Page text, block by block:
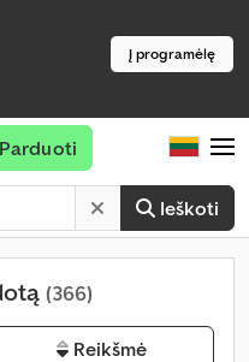
Į programėlę
Ieškoti
Parduoti
(366)
Reikšmė